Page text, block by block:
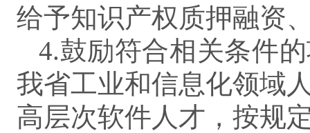
给予知识产权质押融资
4.鼓励符合相关条件
我省工业和信息化领域
高层次软件人才，按规